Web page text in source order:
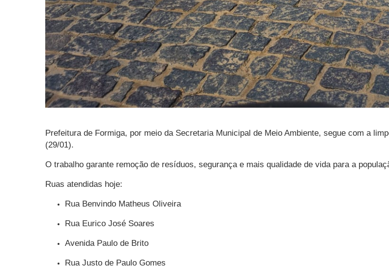
Prefeitura de Formiga, por meio da Secretaria Municipal de Meio Ambiente, segue com a
(29/01).
O trabalho garante remoção de resíduos, segurança e mais qualidade de vida para a
Ruas atendidas hoje:
Rua Benvindo Matheus Oliveira
Rua Eurico José Soares
Avenida Paulo de Brito
Rua Justo de Paulo Gomes